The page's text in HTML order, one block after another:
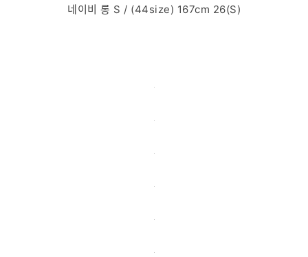
네이비 롱 S / (44size) 167cm 26(S)